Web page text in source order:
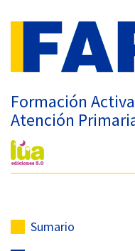
Formación
Atención
Sumario